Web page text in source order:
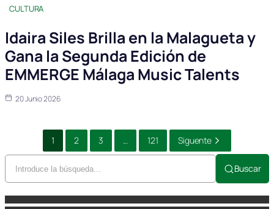
CULTURA
Idaira Siles Brilla en la Malagueta y
Gana la Segunda Edición de
EMMERGE Málaga Music Talents
20 Junio 2026
1 2 3 ... 121 Siguente
Buscar